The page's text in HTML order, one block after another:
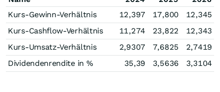
Kurs-Gewinn-Verhältnis
12,397 17,800
12,345
Kurs-Cashflow-Verhältnis
11,274 23,822
12,343
Kurs-Umsatz-Verhältnis
2,9307 7,6825
2,7419
Dividendenrendite in %
35,39 3,5636 3,3104